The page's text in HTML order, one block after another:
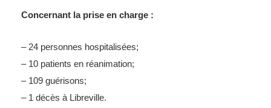
Concernant la prise en charge :
– 24 personnes hospitalisées;
– 10 patients en réanimation;
– 109 guérisons;
– 1 décès à Libreville.